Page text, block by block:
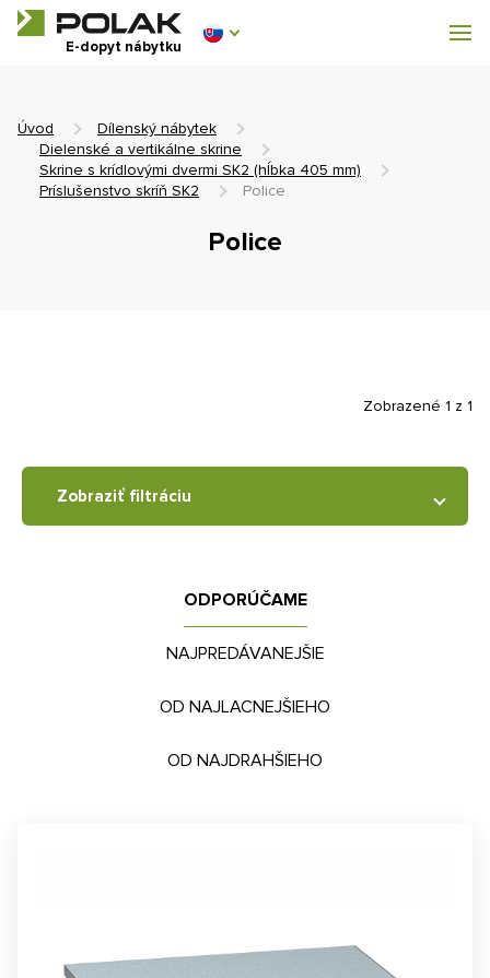
E-dopyt nábytku
Dílenský nábytek
s DPH
Úvod
Dílenský nábytek
Dielenské a vertikálne skrine
Skrine s krídlovými dvermi SK2 (hĺbka 405 mm)
Príslušenstvo skríň SK2
Police
Police
ODPORÚČAME
NAJPREDÁVANEJŠIE
OD NAJLACNEJŠIEHO
OD NAJDRAHŠIEHO
Zobrazené 1 z 1
Zobraziť filtráciu